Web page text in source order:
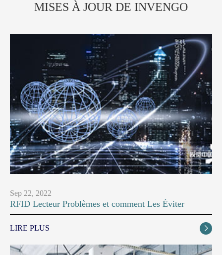
MISES À JOUR DE INVENGO
Sep 22, 2022
RFID Lecteur Problèmes et comment Les Éviter
LIRE PLUS 